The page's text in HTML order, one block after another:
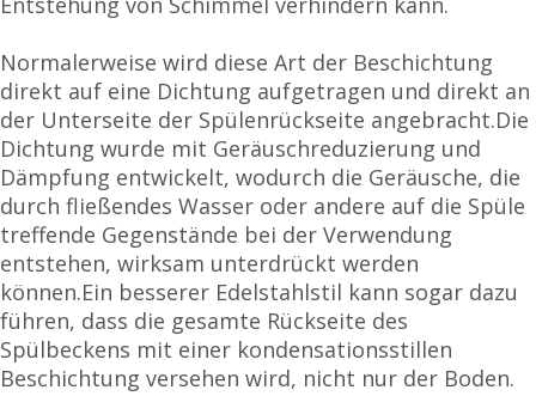
Normalerweise wird diese Art der Beschichtung
direkt auf eine Dichtung aufgetragen und direkt an
der Unterseite der Spülenrückseite angebracht.Die
Dichtung wurde mit Geräuschreduzierung und
Dämpfung entwickelt, wodurch die Geräusche, die
durch fließendes Wasser oder andere auf die Spüle
treffende Gegenstände bei der Verwendung
entstehen, wirksam unterdrückt werden
können.Ein besserer Edelstahlstil kann sogar dazu
führen, dass die gesamte Rückseite des
Spülbeckens mit einer kondensationsstillen
Beschichtung versehen wird, nicht nur der Boden.